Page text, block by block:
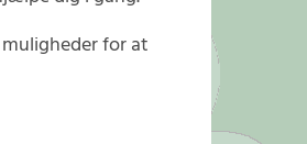
for at